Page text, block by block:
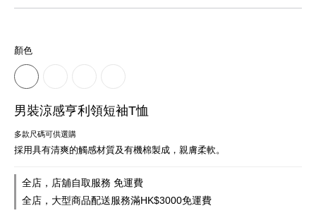
顏色
男裝涼感亨利領短袖T恤
多款尺碼可供選購
採用具有清爽的觸感材質及有機棉製成，親膚柔軟。
全店，店舖自取服務 免運費
全店，大型商品配送服務滿HK$3000免運費